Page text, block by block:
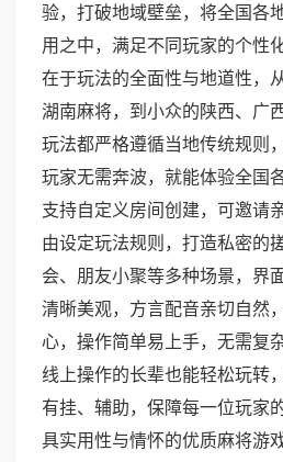
验，打破地域壁垒，将全国各
用之中，满足不同玩家的个性
在于玩法的全面性与地道性，
湖南麻将，到小众的陕西、广
玩法都严格遵循当地传统规则
玩家无需奔波，就能体验全国
支持自定义房间创建，可邀请
由设定玩法规则，打造私密的
会、朋友小聚等多种场景，界
清晰美观，方言配音亲切自然
心，操作简单易上手，无需复
线上操作的长辈也能轻松玩转
有挂、辅助，保障每一位玩家
具实用性与情怀的优质麻将游戏